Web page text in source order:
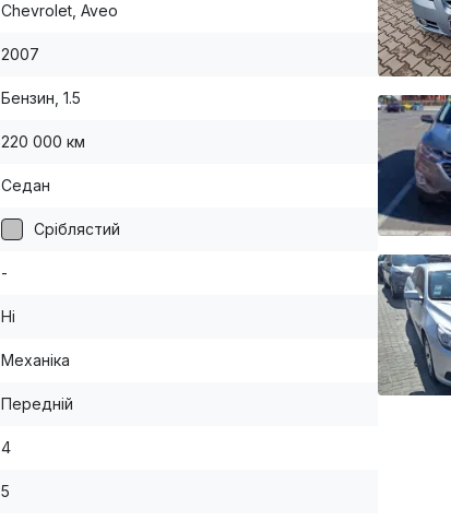
Chevrolet, Aveo
2007
Бензин, 1.5
220 000 км
Седан
Сріблястий
-
Ні
Механіка
Передній
4
5